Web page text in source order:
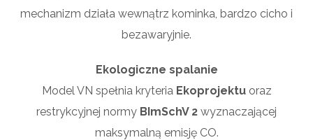
mechanizm działa wewnątrz kominka, bardzo cicho i
bezawaryjnie.
Ekologiczne spalanie
Model VN spełnia kryteria Ekoprojektuoraz
restrykcyjnej normy BImSchV 2 wyznaczającej
maksymalną emisję CO.